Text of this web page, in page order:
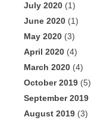
July 2020 (1)
June 2020 (1)
May 2020 (3)
April 2020 (4)
March 2020 (4)
October 2019 (5)
September 2019
August 2019 (3)